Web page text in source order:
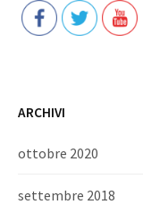
ARCHIVI
ottobre 2020
settembre 2018